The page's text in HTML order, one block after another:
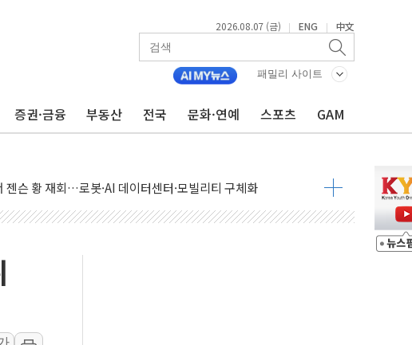
2026.08.07 (금) | ENG | 中文
패밀리 사이트
증권·금융 부동산 전국 문화·연예 스포츠 GAM
하며 대부분 상승… "2분기 기업 순이익 21% 증가" 전망
드론으로 나토 회원국 공격 검토… 거짓 깃발 작전"
더나·아이온큐·도어대시↑ VS 샌디스크·피그마·앱러빈↓
성과급 반대…상법·자본시장법 개정 논의"
일 발사에 긴급 안보 점검회의
둔화·호르무즈 재개방 기대에 강세
크라 민간인 '사파리' 공격… 시민들 공포감 극대화 전략